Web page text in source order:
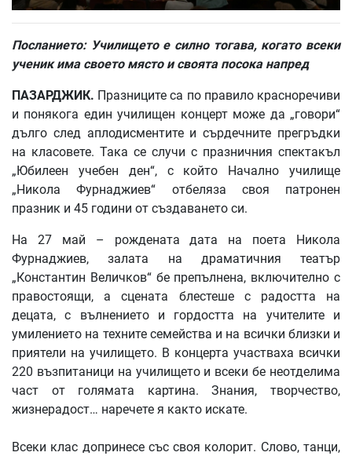
Посланието: Училището е силно тогава, когато всеки
ученик има своето място и своята посока напред
ПАЗАРДЖИК. Празниците са по правило красноречиви
и понякога един училищен концерт може да „говори“
дълго след аплодисментите и сърдечните прегръдки
на класовете. Така се случи с празничния спектакъл
„Юбилеен учебен ден“, с който Начално училище
„Никола Фурнаджиев“ отбеляза своя патронен
празник и 45 години от създаването си.
На 27 май – рождената дата на поета Никола
Фурнаджиев, залата на драматичния театър
„Константин Величков“ бе препълнена, включително с
правостоящи, а сцената блестеше с радостта на
децата, с вълнението и гордостта на учителите и
умилението на техните семейства и на всички близки и
приятели на училището. В концерта участваха всички
220 възпитаници на училището и всеки бе неотделима
част от голямата картина. Знания, творчество,
жизнерадост… наречете я както искате.
Всеки клас допринесе със своя колорит. Слово, танци,